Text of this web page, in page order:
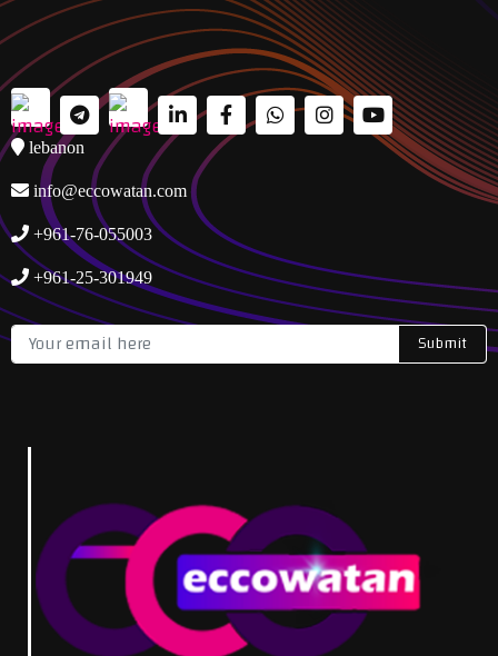
lebanon
info@eccowatan.com
+961-76-055003
+961-25-301949
Submit